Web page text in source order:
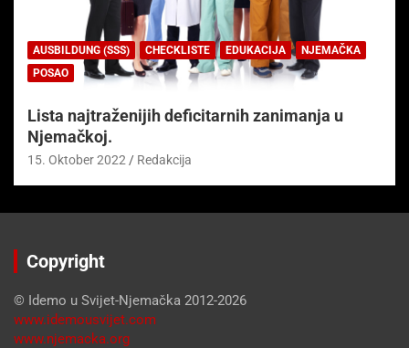
AUSBILDUNG (SSS) CHECKLISTE EDUKACIJA
NJEMAČKA
POSAO
Lista najtraženijih deficitarnih zanimanja u
Njemačkoj.
15. Oktober 2022 Redakcija
Copyright
© Idemo u Svijet-Njemačka 2012-2026
www.idemousvijet.com
www.njemacka.org